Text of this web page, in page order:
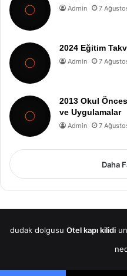
Admin 7
2024 Eğitim
Admin 7
2013 Okul
ve Uygulamalar
Admin 7
Daha
dudak dolgusu Otel kapı kilidi